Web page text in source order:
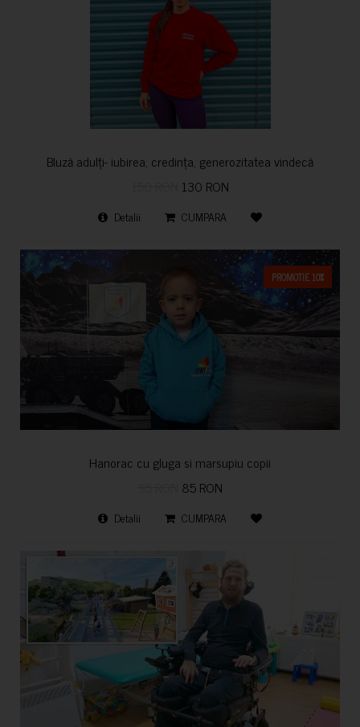
Bluză adulți- iubirea, credința, generozitatea vindecă
130 RON
Detalii CUMPARA
PROMOTIE 10%
Hanorac cu gluga si marsupiu copii
85 RON
Detalii CUMPARA